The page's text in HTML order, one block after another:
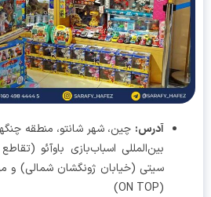
آدرس :چین، شهر شانتو، منطقه چنگهای –
بین‌المللی اسباب‌بازی باوآئو (تقاطع
سیتی (خیابان ژونگشان شمالی) و مرکز